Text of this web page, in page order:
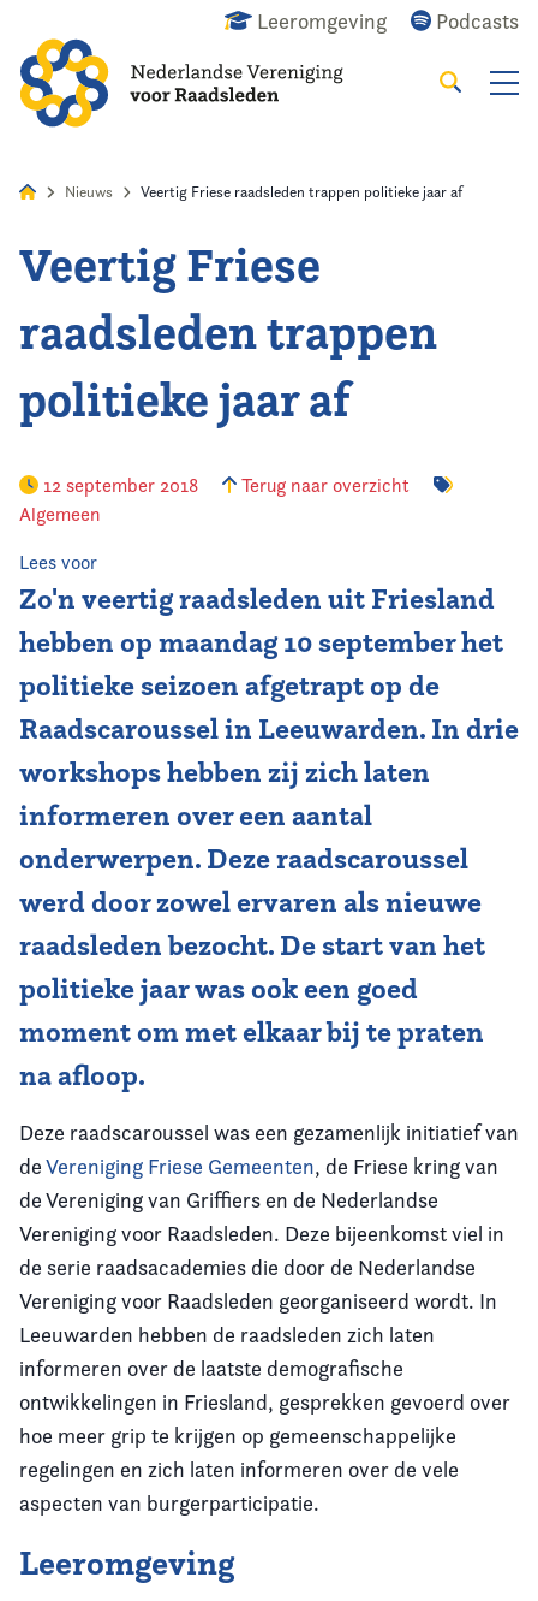
Leeromgeving Podcasts
Zoeken
Home
Agenda
Nieuws
Kennis & Informatie
Vereniging
Contact
Nieuws Veertig Friese raadsleden trappen politieke jaar af
Veertig Friese
raadsleden trappen
politieke jaar af
12 september 2018
Terug naar overzicht
Algemeen
Lees voor
Zo'n veertig raadsleden uit Friesland
hebben op maandag 10 september het
politieke seizoen afgetrapt op de
Raadscaroussel in Leeuwarden. In drie
workshops hebben zij zich laten
informeren over een aantal
onderwerpen. Deze raadscaroussel
werd door zowel ervaren als nieuwe
raadsleden bezocht. De start van het
politieke jaar was ook een goed
moment om met elkaar bij te praten
na afloop.
Deze raadscaroussel was een gezamenlijk initiatief van
deVereniging Friese Gemeenten, de Friese kring van
de Vereniging van Griffiers en de Nederlandse
Vereniging voor Raadsleden. Deze bijeenkomst viel in
de serie raadsacademies die door de Nederlandse
Vereniging voor Raadsleden georganiseerd wordt. In
Leeuwarden hebben de raadsleden zich laten
informeren over de laatste demografische
ontwikkelingen in Friesland, gesprekken gevoerd over
hoe meer grip te krijgen op gemeenschappelijke
regelingen en zich laten informeren over de vele
aspecten van burgerparticipatie.
Leeromgeving